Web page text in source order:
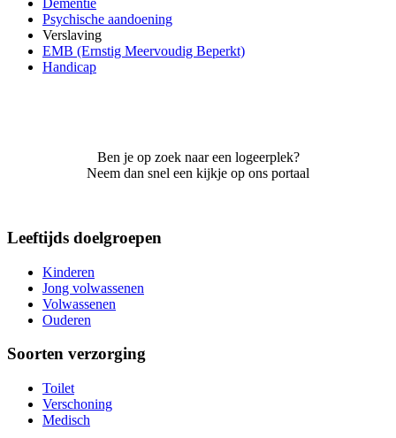
Dementie
Psychische aandoening
Verslaving
EMB (Ernstig Meervoudig Beperkt)
Handicap
Ben je op zoek naar een logeerplek?
Neem dan snel een kijkje op ons portaal
Leeftijds doelgroepen
Kinderen
Jong volwassenen
Volwassenen
Ouderen
Soorten verzorging
Toilet
Verschoning
Medisch